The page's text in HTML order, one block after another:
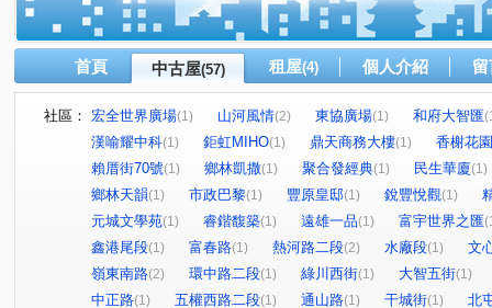
首頁 中古屋(57) 租屋(4) 個人介紹
社區： 宏全世界廣場(1) 山河風情(2) 東協廣場(1) 和府大智匯
漢喻耀中科(1) 鉅虹MIHO(1) 鼎天商務大樓(1)
香榭花
賴厝街70號(1) 鄉林凱撒(1) 聚合發經典(1) 民生華廈(1)
鄉林天韻(1) 市政巴黎(1) 豐原皇邸(1) 銳豐悅觀(1)
元城文學苑(1) 睿鍇馥築(1) 遠雄一品(1) 富宇世界之匯
鑫港尾段(1) 富春路(1) 熱河路二段(2) 水廠段(1)
文
嶺東南路(2) 環中路二段(1) 綠川西街(1) 大智五街(1)
中正路(1) 五權西路二段(1) 通山路(1) 干城街(1)
北